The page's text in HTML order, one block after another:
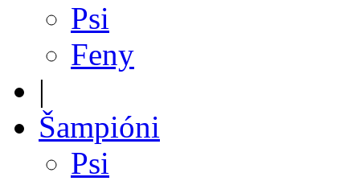
Psi
Feny
|
Šampióni
Psi